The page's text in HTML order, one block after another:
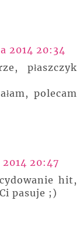
2014 20:34
płaszczyk
polecam
20:47
hit,
pasuje ;)